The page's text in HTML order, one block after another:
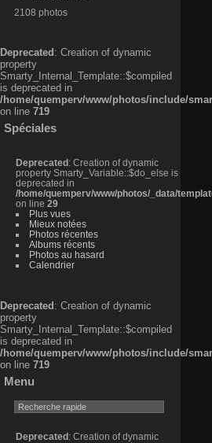
2108 photos
Deprecated : Creation of dynamic
property
Smarty_Internal_Template::$compiled
is deprecated in
/home/quemperv/www/photos/include/
on line 719
Spéciales
Deprecated : Creation of dynamic
property Smarty_Variable::$do_else is
deprecated in
/home/quemperv/www/photos/_data/
on line 29
Plus vues
Mieux notées
Photos récentes
Albums récents
Photos au hasard
Calendrier
Deprecated : Creation of dynamic
property
Smarty_Internal_Template::$compiled
is deprecated in
/home/quemperv/www/photos/include/
on line 719
Menu
Deprecated : Creation of dynamic